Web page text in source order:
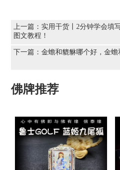
上一篇： 实用干货丨2分钟学会填
图文教程！
下一篇：金蟾和貔貅哪个好，金
佛牌推荐